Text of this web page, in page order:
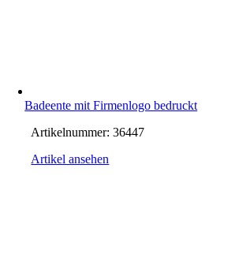
Badeente mit Firmenlogo bedruckt
Artikelnummer:36447
Artikel ansehen